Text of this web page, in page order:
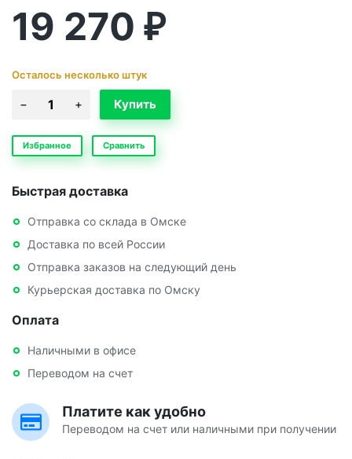
19 270 ₽
Осталось несколько штук
Избранное Сравнить
Быстрая доставка
Отправка со склада в Омске
Доставка по всей России
Отправка заказов на следующий день
Курьерская доставка по Омску
Оплата
Наличными в офисе
Переводом на счет
Платите как удобно
Переводом на счет или наличными при получении